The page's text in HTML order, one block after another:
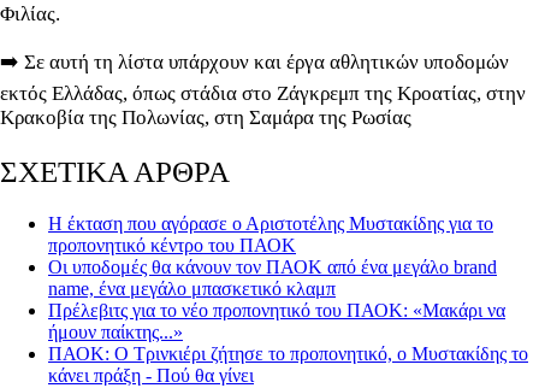
Φιλίας.
➡️ Σε αυτή τη λίστα υπάρχουν και έργα αθλητικών υποδομών
εκτός Ελλάδας, όπως στάδια στο Ζάγκρεμπ της Κροατίας, στην
Κρακοβία της Πολωνίας, στη Σαμάρα της Ρωσίας
ΣΧΕΤΙΚΑ ΑΡΘΡΑ
Η έκταση που αγόρασε ο Αριστοτέλης Μυστακίδης για το
προπονητικό κέντρο του ΠΑΟΚ
Οι υποδομές θα κάνουν τον ΠΑΟΚ από ένα μεγάλο brand
name, ένα μεγάλο μπασκετικό κλαμπ
Πρέλεβιτς για το νέο προπονητικό του ΠΑΟΚ: «Μακάρι να
ήμουν παίκτης...»
ΠΑΟΚ: Ο Τρινκιέρι ζήτησε το προπονητικό, ο Μυστακίδης το
κάνει πράξη - Πού θα γίνει